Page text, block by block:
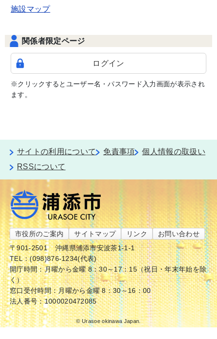
施設マップ
関係者限定ページ
ログイン
※クリックするとユーザー名・パスワード入力画面が表示され
ます。
サイトの利用について 免責事項
個人情報の取扱い
RSSについて
市役所のご案内 サイトマップ リンク
お問い合わせ
〒901-2501
沖縄県浦添市安波茶1-1-1
TEL：(098)876-1234(代表)
開庁時間：月曜から金曜 8：30～17：15（祝日・年末年始を除
く）
窓口受付時間：月曜から金曜 8：30～16：00
法人番号：1000020472085
© Urasoe okinawa Japan.